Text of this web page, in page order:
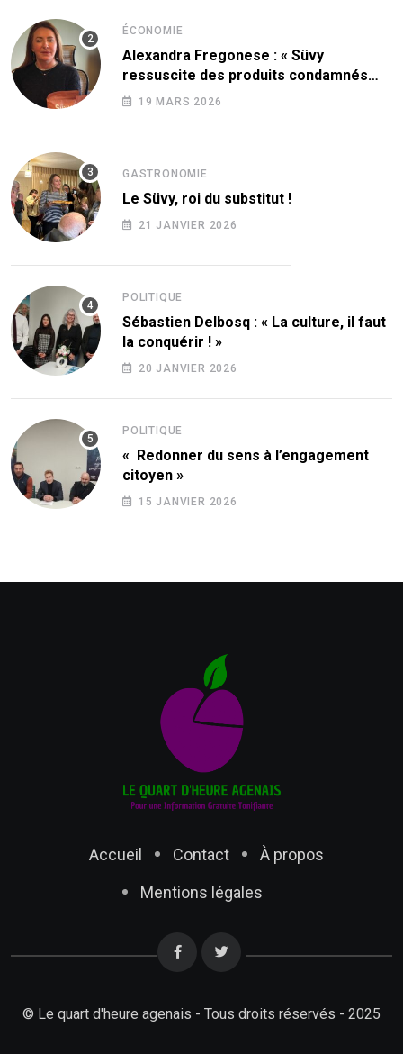
ÉCONOMIE
Alexandra Fregonese : « Süvy
ressuscite des produits condamnés
par le sucre ! »
19 MARS 2026
GASTRONOMIE
Le Süvy, roi du substitut !
21 JANVIER 2026
POLITIQUE
Sébastien Delbosq : « La culture, il faut
la conquérir ! »
20 JANVIER 2026
POLITIQUE
« Redonner du sens à l’engagement
citoyen »
15 JANVIER 2026
Accueil Contact
À propos
Mentions légales
© Le quart d'heure agenais - Tous droits réservés - 2025